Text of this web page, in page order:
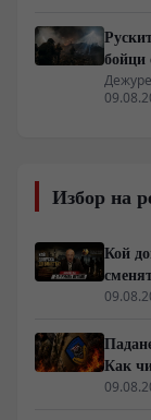
бойци
Избор на
Кой
Как